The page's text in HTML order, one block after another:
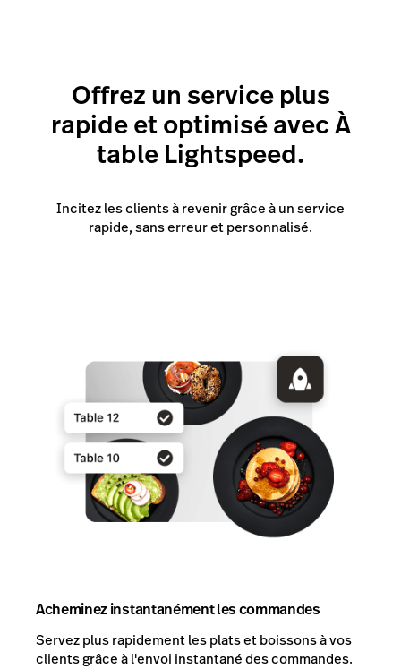
Offrez un service plus
rapide et optimisé avec À
table Lightspeed.
Incitez les clients à revenir grâce à un service
rapide, sans erreur et personnalisé.
Acheminez instantanément les commandes
Servez plus rapidement les plats et boissons à vos
clients grâce à l'envoi instantané des commandes.